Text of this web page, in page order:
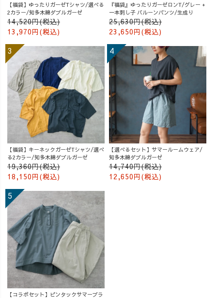
【福袋】ゆったりガーゼTシャツ/選べる
2カラー/知多木綿ダブルガーゼ
14,520円(税込)
13,970円(税込)
『福袋』ゆったりガーゼロンT/グレー +
一本刺し子 バルーンパンツ/生成り
25,630円(税込)
23,650円(税込)
【福袋】キーネックガーゼTシャツ/選べ
る2カラー/知多木綿ダブルガーゼ
19,360円(税込)
18,150円(税込)
【選べるセット】サマールームウェア/
知多木綿ダブルガーゼ
14,740円(税込)
12,650円(税込)
【コラボセット】ピンタックサマーブラ